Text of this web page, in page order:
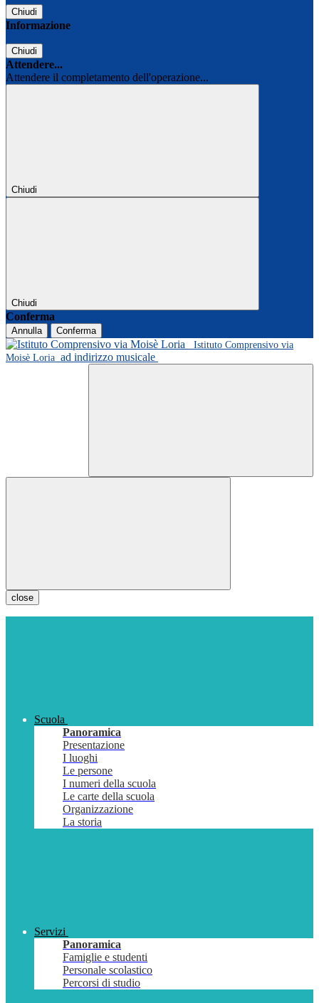
Chiudi
Informazione
Chiudi
Attendere...
Attendere il completamento dell'operazione...
Chiudi
Chiudi
Conferma
Annulla
Conferma
Istituto Comprensivo via
Moisè Loria ad indirizzo musicale
close
Scuola
Panoramica
Presentazione
I luoghi
Le persone
I numeri della scuola
Le carte della scuola
Organizzazione
La storia
Servizi
Panoramica
Famiglie e studenti
Personale scolastico
Percorsi di studio